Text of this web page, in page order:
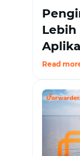
Lebih
Read